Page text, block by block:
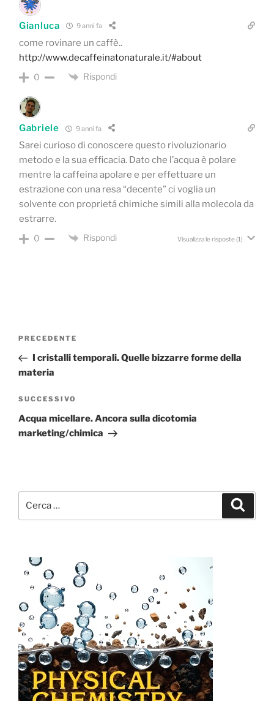
Gianluca 9 anni fa
come rovinare un caffè..
http://www.decaffeinatonaturale.it/#about
0 Rispondi
Gabriele 9 anni fa
Sarei curioso di conoscere questo rivoluzionario
metodo e la sua efficacia. Dato che l’acqua è polare
mentre la caffeina apolare e per effettuare un
estrazione con una resa “decente” ci voglia un
solvente con proprietá chimiche simili alla molecola da
estrarre.
0 Rispondi Visualizza le risposte(1)
Navigazione
Articolo
precedente:
PRECEDENTE
I cristalli temporali. Quelle bizzarre forme della
materia
Articolo
successivo
SUCCESSIVO
Acqua micellare. Ancora sulla dicotomia
marketing/chimica